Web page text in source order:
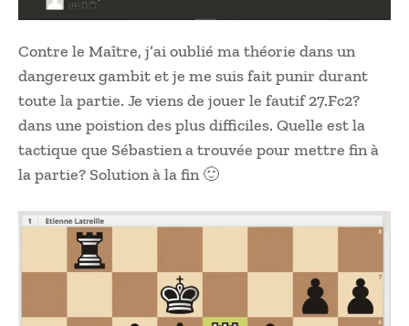
Contre le Maître, j’ai oublié ma théorie dans un
dangereux gambit et je me suis fait punir durant
toute la partie. Je viens de jouer le fautif 27.Fc2?
dans une poistion des plus difficiles. Quelle est la
tactique que Sébastien a trouvée pour mettre fin à
la partie? Solution à la fin 🙂